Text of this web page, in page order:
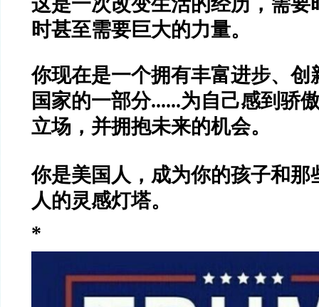
时甚至需要巨大的力量。
你现在是一个拥有丰富进步、创
国家的一部分......为自己感到骄
立场，并拥抱未来的机会。
你是美国人， 成为你的孩子和那
人的灵感灯塔。
*